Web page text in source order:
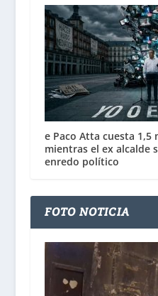
e Paco Atta cuesta 1,5
mientras el ex alcalde
enredo político
FOTO NOTICIA